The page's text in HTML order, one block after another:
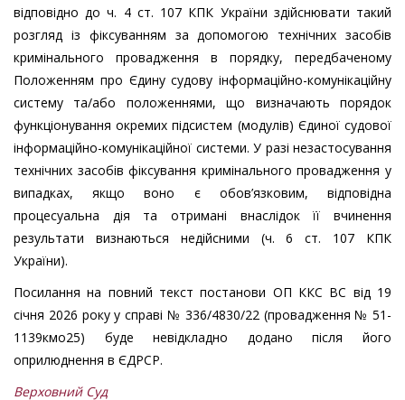
відповідно до ч. 4 ст. 107 КПК України здійснювати такий
розгляд із фіксуванням за допомогою технічних засобів
кримінального провадження в порядку, передбаченому
Положенням про Єдину судову інформаційно-комунікаційну
систему та/або положеннями, що визначають порядок
функціонування окремих підсистем (модулів) Єдиної судової
інформаційно-комунікаційної системи. У разі незастосування
технічних засобів фіксування кримінального провадження у
випадках, якщо воно є обов’язковим, відповідна
процесуальна дія та отримані внаслідок її вчинення
результати визнаються недійсними (ч. 6 ст. 107 КПК
України).
Посилання на повний текст постанови ОП ККС ВС від 19
січня 2026 року у справі № 336/4830/22 (провадження № 51-
1139кмо25) буде невідкладно додано після його
оприлюднення в ЄДРСР.
Верховний Суд